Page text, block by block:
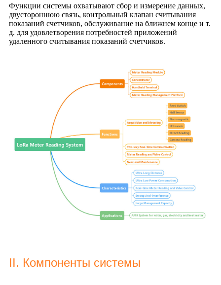
Функции системы охватывают сбор и измерение данных,
двустороннюю связь, контрольный клапан считывания
показаний счетчиков, обслуживание на ближнем конце и т.
д. для удовлетворения потребностей приложений
удаленного считывания показаний счетчиков.
II. Компоненты системы